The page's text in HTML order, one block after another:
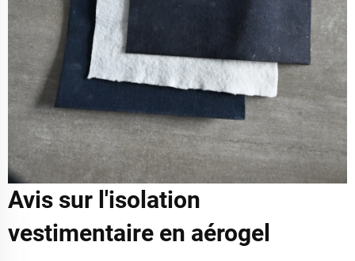
Avis sur l'isolation
vestimentaire en aérogel